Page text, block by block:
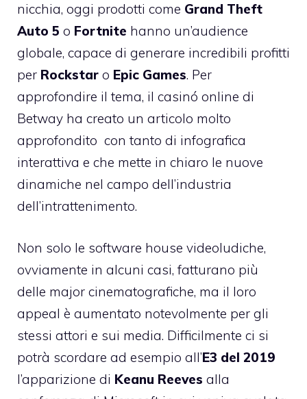
nicchia, oggi prodotti come Grand Theft
Auto 5 o Fortnite hanno un’audience
globale, capace di generare incredibili profitti
per Rockstar o Epic Games. Per
approfondire il tema, il casinó online di
Betway ha creato un articolo molto
approfondito con tanto di infografica
interattiva e che mette in chiaro le nuove
dinamiche nel campo dell’industria
dell’intrattenimento.
Non solo le software house videoludiche,
ovviamente in alcuni casi, fatturano più
delle major cinematografiche, ma il loro
appeal è aumentato notevolmente per gli
stessi attori e sui media. Difficilmente ci si
potrà scordare ad esempio all’E3 del 2019
l’apparizione di Keanu Reeves alla